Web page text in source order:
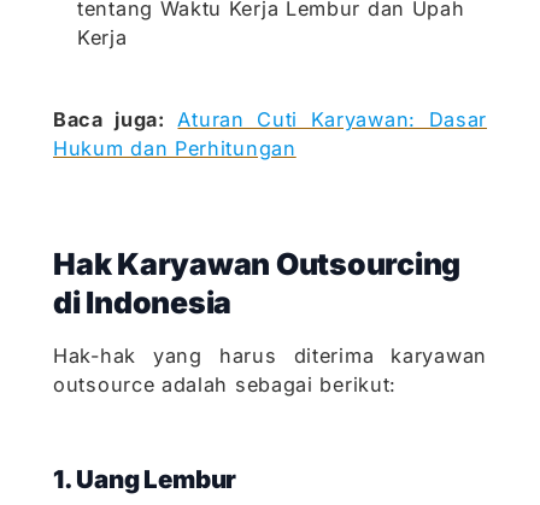
tentang Waktu Kerja Lembur dan Upah
Kerja
Baca juga:
Aturan Cuti Karyawan: Dasar
Hukum dan Perhitungan
Hak Karyawan Outsourcing
di Indonesia
Hak-hak yang harus diterima karyawan
outsource adalah sebagai berikut:
1. Uang Lembur